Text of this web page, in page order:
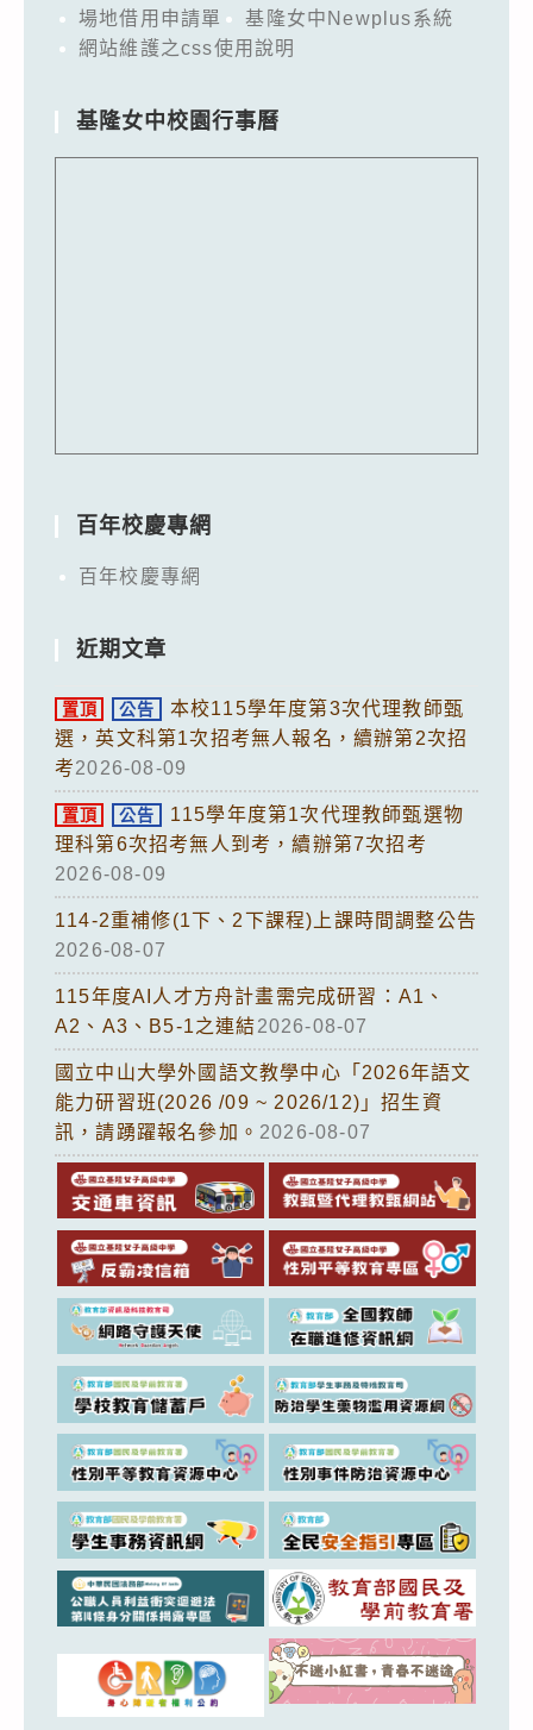
場地借用申請單
基隆女中Newplus系統
網站維護之css使用說明
基隆女中校園行事曆
百年校慶專網
百年校慶專網
近期文章
置頂 公告
本校115學年度第3次代理教師甄
選，英文科第1次招考無人報名，續辦第2次招
考2026-08-09
置頂 公告
115學年度第1次代理教師甄選物
理科第6次招考無人到考，續辦第7次招考
2026-08-09
114-2重補修(1下、2下課程)上課時間調整公告
2026-08-07
115年度AI人才方舟計畫需完成研習：A1、
A2、A3、B5-1之連結2026-08-07
國立中山大學外國語文教學中心「2026年語文
能力研習班(2026 /09 ~ 2026/12)」招生資
訊，請踴躍報名參加。 2026-08-07